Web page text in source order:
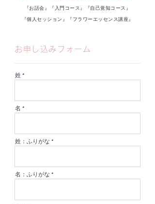
『お話会』『入門コース』『自己覚知コース』
『個人セッション 』『フラワーエッセンス講座』
お申し込みフォーム
姓
名
姓：ふりがな
名：ふりがな